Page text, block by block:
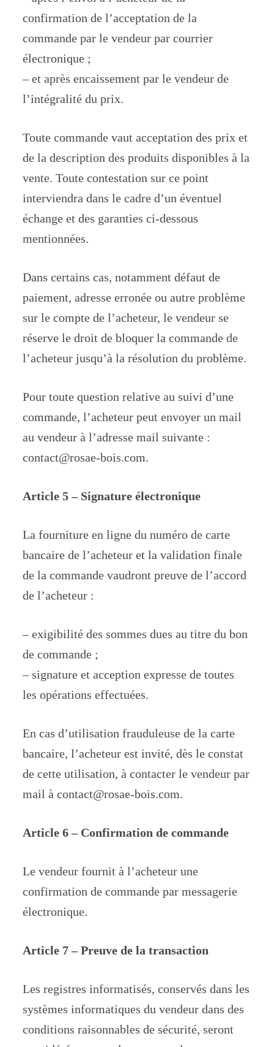
confirmation de l’acceptation de la
commande par le vendeur par courrier
électronique ;
– et après encaissement par le vendeur de
l’intégralité du prix.
Toute commande vaut acceptation des prix et
de la description des produits disponibles à la
vente. Toute contestation sur ce point
interviendra dans le cadre d’un éventuel
échange et des garanties ci-dessous
mentionnées.
Dans certains cas, notamment défaut de
paiement, adresse erronée ou autre problème
sur le compte de l’acheteur, le vendeur se
réserve le droit de bloquer la commande de
l’acheteur jusqu’à la résolution du problème.
Pour toute question relative au suivi d’une
commande, l’acheteur peut envoyer un mail
au vendeur à l’adresse mail suivante :
contact@rosae-bois.com.
Article 5 – Signature électronique
La fourniture en ligne du numéro de carte
bancaire de l’acheteur et la validation finale
de la commande vaudront preuve de l’accord
de l’acheteur :
– exigibilité des sommes dues au titre du bon
de commande ;
– signature et acception expresse de toutes
les opérations effectuées.
En cas d’utilisation frauduleuse de la carte
bancaire, l’acheteur est invité, dès le constat
de cette utilisation, à contacter le vendeur par
mail à contact@rosae-bois.com.
Article 6 – Confirmation de commande
Le vendeur fournit à l’acheteur une
confirmation de commande par messagerie
électronique.
Article 7 – Preuve de la transaction
Les registres informatisés, conservés dans les
systèmes informatiques du vendeur dans des
conditions raisonnables de sécurité, seront